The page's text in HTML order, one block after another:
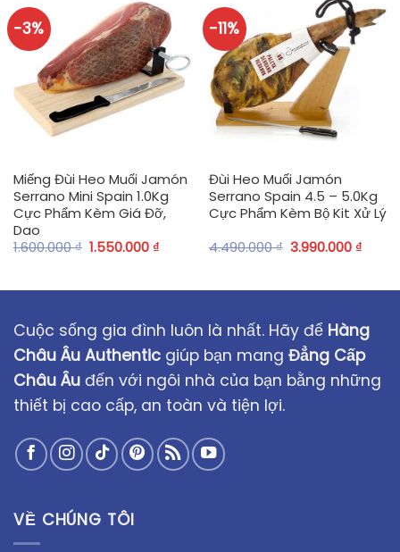
-3%
Miếng Đùi Heo Muối Jamón
Serrano Mini Spain 1.0Kg
Cực Phẩm Kèm Giá Đỡ,
Dao
1.600.000₫ 1.550.000 ₫
-11%
Đùi Heo Muối Jamón
Serrano Spain 4.5 – 5.0Kg
Cực Phẩm Kèm Bộ Kit Xử Lý
4.490.000₫ 3.990.000 ₫
Cuộc sống gia đình luôn là nhất. Hãy để Hàng
Châu Âu Authentic giúp bạn mang Đẳng Cấp
Châu Âu đến với ngôi nhà của bạn bằng những
thiết bị cao cấp, an toàn và tiện lợi.
VỀ CHÚNG TÔI